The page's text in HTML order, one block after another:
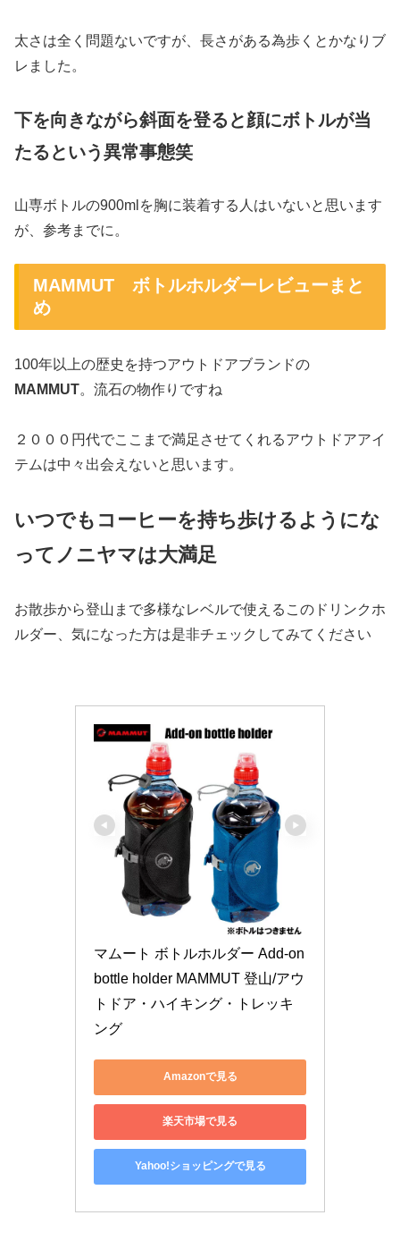
太さは全く問題ないですが、長さがある為歩くとかなりブ
レました。
下を向きながら斜面を登ると顔にボトルが当
たるという異常事態笑
山専ボトルの900mlを胸に装着する人はいないと思います
が、参考までに。
MAMMUT ボトルホルダーレビューまと
め
100年以上の歴史を持つアウトドアブランドの
MAMMUT。流石の物作りですね
２０００円代でここまで満足させてくれるアウトドアアイ
テムは中々出会えないと思います。
いつでもコーヒーを持ち歩けるようにな
ってノニヤマは大満足
お散歩から登山まで多様なレベルで使えるこのドリンクホ
ルダー、気になった方は是非チェックしてみてください
マムート ボトルホルダー Add-on
bottle holder MAMMUT 登山/アウ
トドア・ハイキング・トレッキ
ング
Amazonで見る
楽天市場で見る
Yahoo!ショッピングで見る